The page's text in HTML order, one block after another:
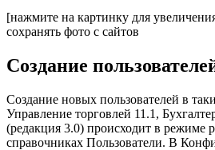
[нажмите на картинку для
сохранять фото с сайтов
Создание
Создание новых пользователей в
Управление торговлей 11.1,
(редакция 3.0) происходит в режиме
справочниках Пользователи. В